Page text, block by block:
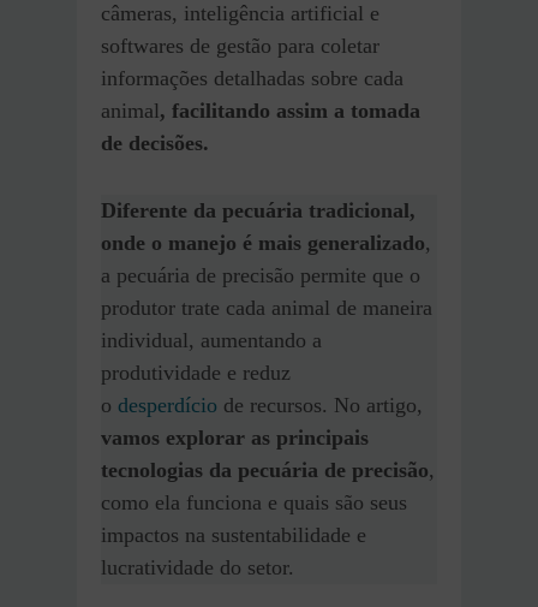
câmeras, inteligência artificial e
softwares de gestão para coletar
informações detalhadas sobre cada
animal, facilitando assim a tomada
de decisões.
Diferente da pecuária tradicional,
onde o manejo é mais generalizado,
a pecuária de precisão permite que o
produtor trate cada animal de maneira
individual, aumentando a
produtividade e reduz
o desperdício de recursos. No artigo,
vamos explorar as principais
tecnologias da pecuária de precisão,
como ela funciona e quais são seus
impactos na sustentabilidade e
lucratividade do setor.